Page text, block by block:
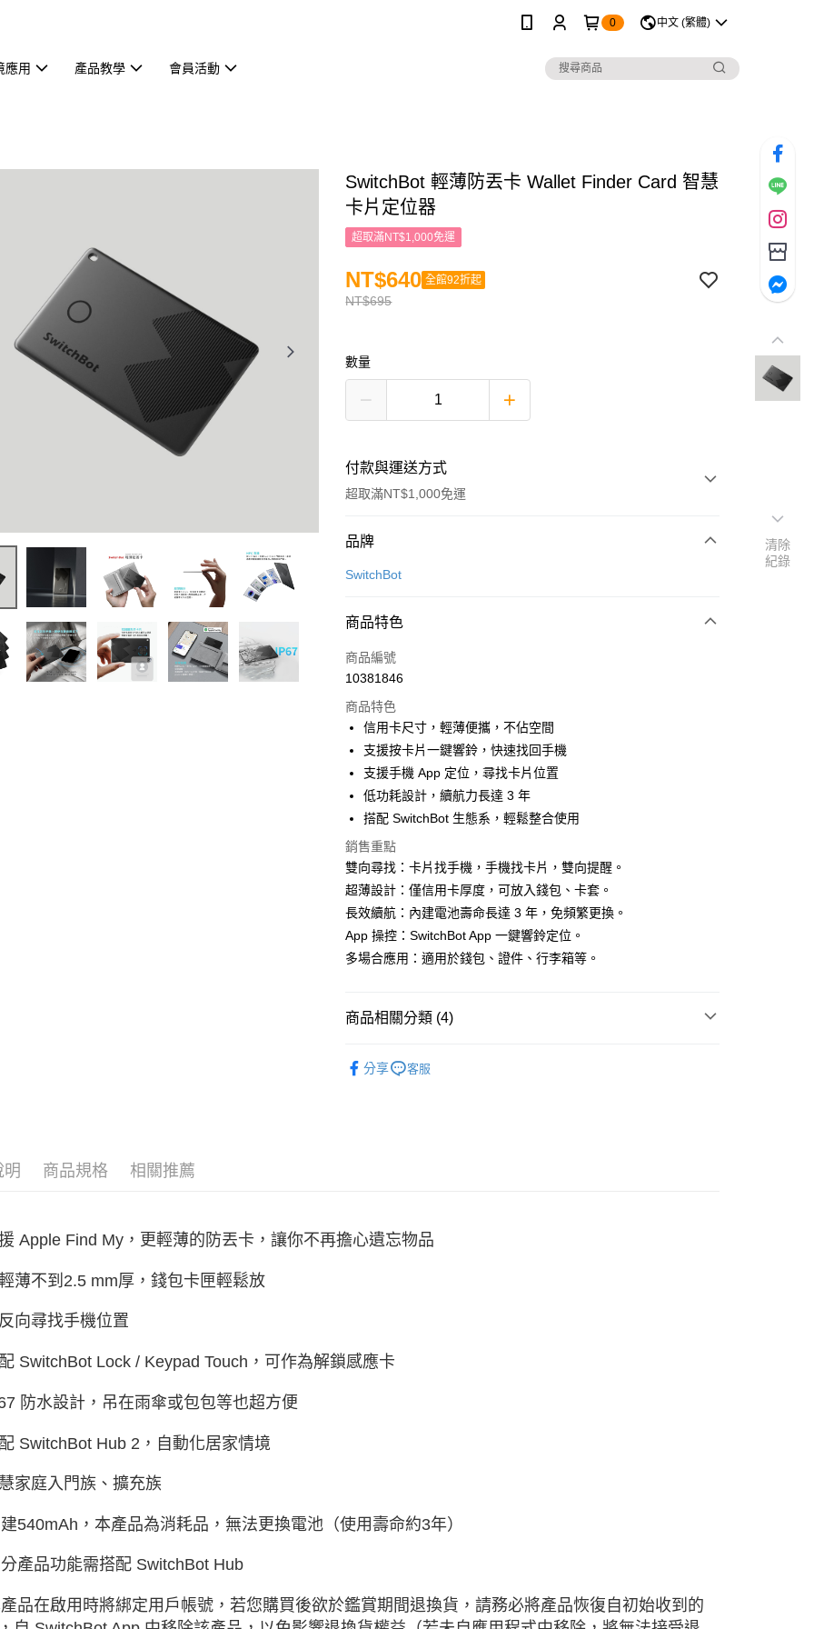
0 中文 (繁體)
應用 產品教學 會員活動
SwitchBot 輕薄防丟卡 Wallet Finder Card 智慧
卡片定位器
超取滿NT$1,000免運
NT$695
NT$640 全館92折起
數量
付款與運送方式
超取滿NT$1,000免運
付款方式
信用卡一次付款
合作金庫商業銀行
華南商業銀行
上海商業儲蓄銀行
國泰世華商業銀行
兆豐國際商業銀行
臺灣中小企業銀行
台中商業銀行
聯邦商業銀行
遠東國際商業銀行
元大商業銀行
玉山商業銀行
星展（台灣）商業銀行
台新國際商業銀行
台灣樂天信用卡公司
6 期 0 利率 每期
華南商業銀行
上海商業儲蓄銀行
台北富邦商業銀行
國泰世華商業銀行
兆豐國際商業銀行
臺灣中小企業銀行
台中商業銀行
匯豐（台灣）商業銀行
元大商業銀行
永豐商業銀行
玉山商業銀行
台新國際商業銀行
中國信託商業銀行
台灣樂天信用卡公司
LINE Pay
Apple Pay
街口支付
悠遊付
全盈+PAY
付款後全家取貨 (單筆不可超過4000元)
付款後萊爾富取貨 (單筆不可超過4000元)
付款後7-11取貨 (單筆不可超過4000元)
品牌
SwitchBot
商品特色
商品編號
10381846
商品特色
信用卡尺寸，輕薄便攜，不佔空間
支援按卡片一鍵響鈴，快速找回手機
支援手機 App 定位，尋找卡片位置
低功耗設計，續航力長達 3 年
搭配 SwitchBot 生態系，輕鬆整合使用
銷售重點
雙向尋找：卡片找手機，手機找卡片，雙向提醒。
超薄設計：僅信用卡厚度，可放入錢包、卡套。
長效續航：內建電池壽命長達 3 年，免頻繁更換。
App 操控：SwitchBot App 一鍵響鈴定位。
多場合應用：適用於錢包、證件、行李箱等。
商品相關分類 (4)
分享 客服
明 商品規格 相關推薦
Apple Find My，更輕薄的防丟卡，讓你不再擔心遺忘物品
薄不到2.5 mm厚，錢包卡匣輕鬆放
向尋找手機位置
SwitchBot Lock / Keypad Touch，可作為解鎖感應卡
防水設計，吊在雨傘或包包等也超方便
SwitchBot Hub 2，自動化居家情境
家庭入門族、擴充族
540mAh，本產品為消耗品，無法更換電池（使用壽命約3年）
產品功能需搭配 SwitchBot Hub
品在啟用時將綁定用戶帳號，若您購買後欲於鑑賞期間退換貨，請務必將產品恢復自初始收到的
清除
紀錄